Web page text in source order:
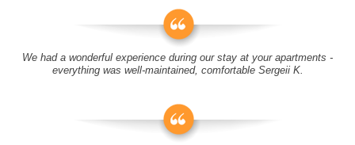
We had a wonderful experience during our stay at your apartments -
everything was well-maintained, comfortable Sergeii K.